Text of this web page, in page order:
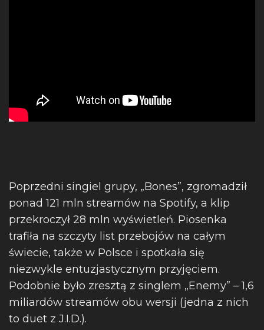
Poprzedni singiel grupy, „Bones”, zgromadził
ponad 121 mln streamów na Spotify, a klip
przekroczył 28 mln wyświetleń. Piosenka
trafiła na szczyty list przebojów na całym
świecie, także w Polsce i spotkała się
niezwykle entuzjastycznym przyjęciem.
Podobnie było zresztą z singlem „Enemy” – 1,6
miliardów streamów obu wersji (jedna z nich
to duet z J.I.D.).